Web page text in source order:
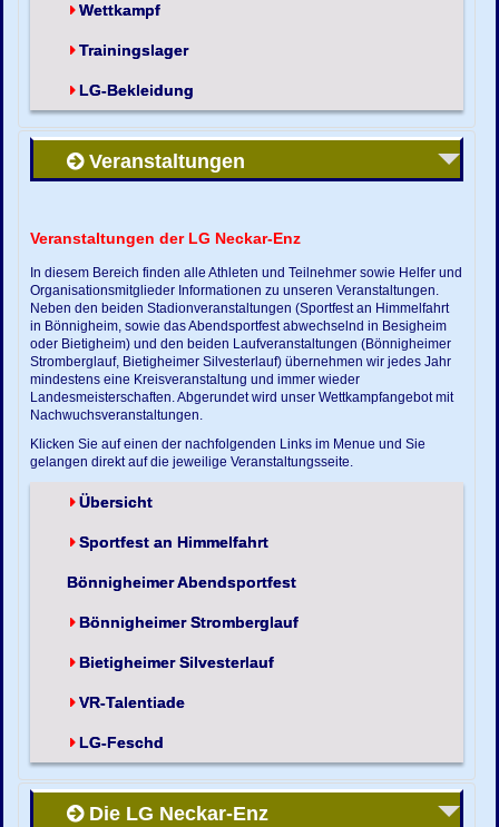
Wettkampf
Trainingslager
LG-Bekleidung
Veranstaltungen
Veranstaltungen der LG Neckar-Enz
In diesem Bereich finden alle Athleten und Teilnehmer sowie Helfer und
Organisationsmitglieder Informationen zu unseren Veranstaltungen.
Neben den beiden Stadionveranstaltungen (Sportfest an Himmelfahrt
in Bönnigheim, sowie das Abendsportfest abwechselnd in Besigheim
oder Bietigheim) und den beiden Laufveranstaltungen (Bönnigheimer
Stromberglauf, Bietigheimer Silvesterlauf) übernehmen wir jedes Jahr
mindestens eine Kreisveranstaltung und immer wieder
Landesmeisterschaften. Abgerundet wird unser Wettkampfangebot mit
Nachwuchsveranstaltungen.
Klicken Sie auf einen der nachfolgenden Links im Menue und Sie
gelangen direkt auf die jeweilige Veranstaltungsseite.
Übersicht
Sportfest an Himmelfahrt
Bönnigheimer Abendsportfest
Bönnigheimer Stromberglauf
Bietigheimer Silvesterlauf
VR-Talentiade
LG-Feschd
Die LG Neckar-Enz